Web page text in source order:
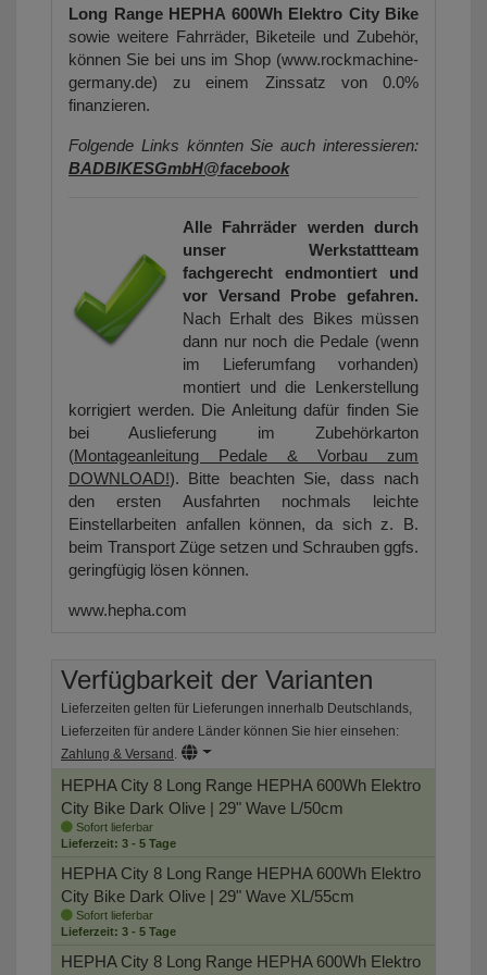
Long Range HEPHA 600Wh Elektro City Bike
sowie weitere Fahrräder, Biketeile und Zubehör,
können Sie bei uns im Shop (www.rockmachine-
germany.de) zu einem Zinssatz von 0.0%
finanzieren.
Folgende Links könnten Sie auch interessieren:
BADBIKESGmbH@facebook
Alle Fahrräder werden durch
unser Werkstattteam
fachgerecht endmontiert und
vor Versand Probe gefahren.
Nach Erhalt des Bikes müssen
dann nur noch die Pedale (wenn
im Lieferumfang vorhanden)
montiert und die Lenkerstellung
korrigiert werden. Die Anleitung dafür finden Sie
bei Auslieferung im Zubehörkarton
(Montageanleitung Pedale & Vorbau zum
DOWNLOAD!). Bitte beachten Sie, dass nach
den ersten Ausfahrten nochmals leichte
Einstellarbeiten anfallen können, da sich z. B.
beim Transport Züge setzen und Schrauben ggfs.
geringfügig lösen können.
www.hepha.com
Verfügbarkeit der Varianten
Lieferzeiten gelten für Lieferungen innerhalb Deutschlands,
Lieferzeiten für andere Länder können Sie hier einsehen:
Zahlung & Versand .
HEPHA City 8 Long Range HEPHA 600Wh Elektro
City Bike Dark Olive | 29" Wave L/50cm
Sofort lieferbar
Lieferzeit: 3 - 5 Tage
HEPHA City 8 Long Range HEPHA 600Wh Elektro
City Bike Dark Olive | 29" Wave XL/55cm
Sofort lieferbar
Lieferzeit: 3 - 5 Tage
HEPHA City 8 Long Range HEPHA 600Wh Elektro